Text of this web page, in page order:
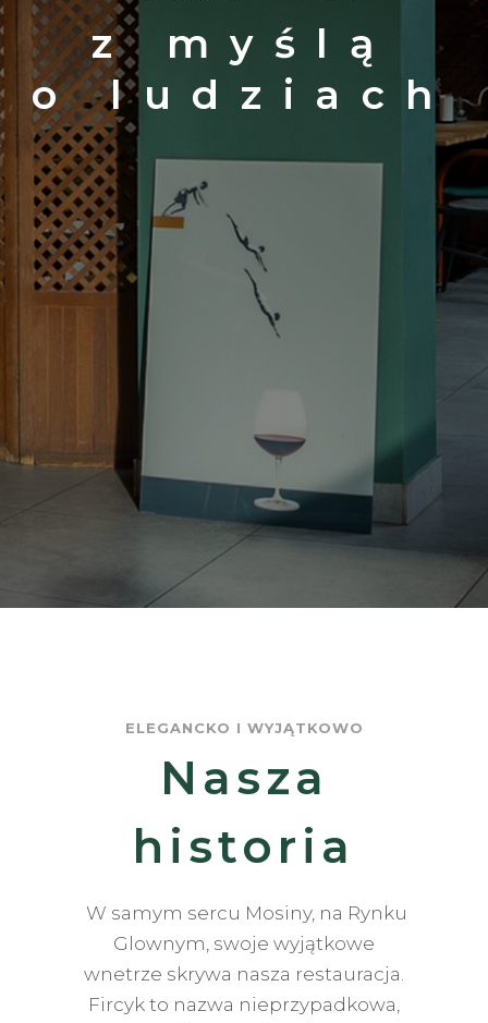
ELEGANCKO I WYJĄTKOWO
Nasza
historia
W samym sercu Mosiny, na Rynku
Glownym, swoje wyjątkowe
wnetrze skrywa nasza restauracja.
Fircyk to nazwa nieprzypadkowa,